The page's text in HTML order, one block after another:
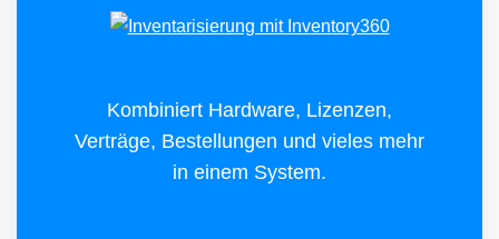
Kombiniert Hardware, Lizenzen,
Verträge, Bestellungen und vieles mehr
in einem System.